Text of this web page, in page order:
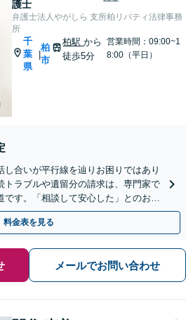
護士
弁護士法人やがしら 支所柏リバティ法律事務
所
千
葉
県
|
柏
市
柏駅から
徒歩5分
営業時間：09:00~1
8:00（平日）
し合いが平行線を辿りお困りではあり
トラブルや遺留分の請求は、専門家で
です。「相談して安心した」とのお声
へまずはご相談ください。
料金表を見る
メールでお問い合わせ